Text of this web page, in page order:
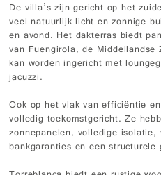
De villa’s zijn gericht op het
veel natuurlijk licht en zonnige
en avond. Het dakterras biedt
van Fuengirola, de
kan worden ingericht met
jacuzzi.
Ook op het vlak van efficiëntie
volledig toekomstgericht. Ze
zonnepanelen, volledige
bankgaranties en een